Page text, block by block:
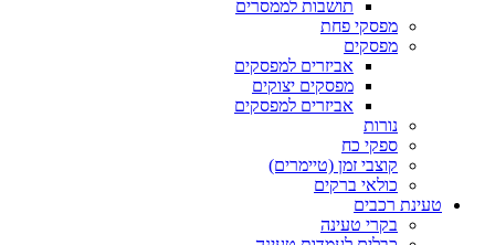
תושבות לממסרים
מפסקי פחת
מפסקים
אביזרים למפסקים
מפסקים יצוקים
אביזרים למפסקים
נורות
ספקי כח
קוצבי זמן (טיימרים)
כולאי ברקים
טעינת רכבים
בקרי טעינה